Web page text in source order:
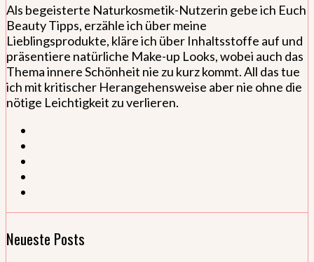
Als begeisterte Naturkosmetik-Nutzerin gebe ich Euch
Beauty Tipps, erzähle ich über meine
Lieblingsprodukte, kläre ich über Inhaltsstoffe auf und
präsentiere natürliche Make-up Looks, wobei auch das
Thema innere Schönheit nie zu kurz kommt. All das tue
ich mit kritischer Herangehensweise aber nie ohne die
nötige Leichtigkeit zu verlieren.
Neueste Posts